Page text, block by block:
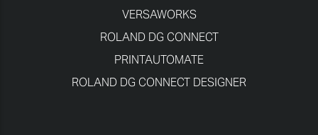
VERSAWORKS
ROLAND DG CONNECT
PRINTAUTOMATE
ROLAND DG CONNECT DESIGNER